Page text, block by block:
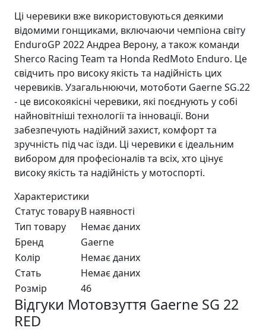
Ці черевики вже використовуються деякими
відомими гонщиками, включаючи чемпіона світу
EnduroGP 2022 Андреа Верону, а також команди
Sherco Racing Team та Honda RedMoto Enduro. Це
свідчить про високу якість та надійність цих
черевиків. Узагальнюючи, мотоботи Gaerne SG.22
- це високоякісні черевики, які поєднують у собі
найновітніші технології та інновації. Вони
забезпечують надійний захист, комфорт та
зручність під час їзди. Ці черевики є ідеальним
вибором для професіоналів та всіх, хто цінує
високу якість та надійність у мотоспорті.
Характеристики
Статус товаруВ наявності
Тип товару
Немає даних
Бренд
Gaerne
Колір
Немає даних
Стать
Немає даних
Розмір
46
Відгуки Мотовзуття Gaerne SG 22
RED